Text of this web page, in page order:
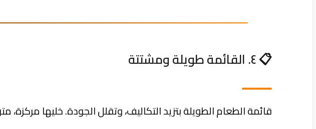
📋 ٤. القائمة طويلة ومشتتة
قائمة الطعام الطويلة بتزيد التكاليف، وتقلل الجودة. خليها